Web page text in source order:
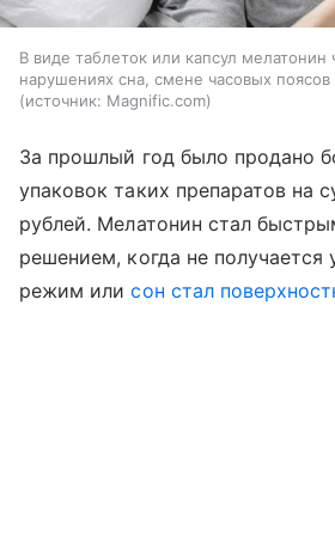
В виде таблеток или капсул мелатонин
нарушениях сна, смене часовых
источник: Magnific.com
За прошлый год было продано
упаковок таких препаратов на
рублей. Мелатонин стал
решением, когда не получается
режим илисон стал